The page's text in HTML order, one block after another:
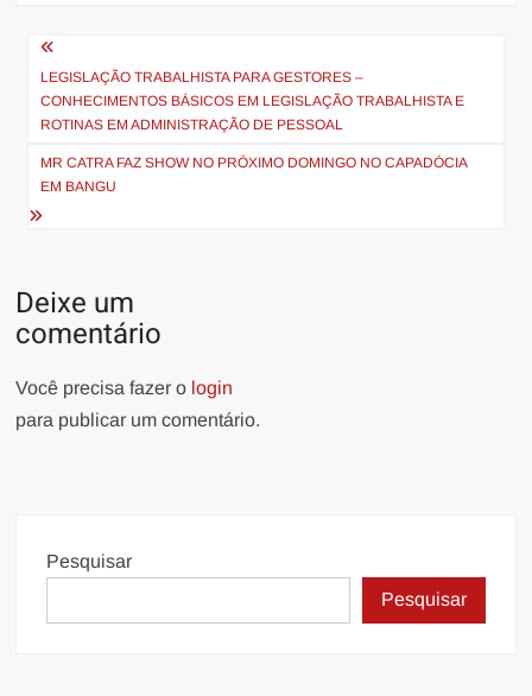
Navegação
de
Post
LEGISLAÇÃO TRABALHISTA PARA GESTORES –
CONHECIMENTOS BÁSICOS EM LEGISLAÇÃO TRABALHISTA E
ROTINAS EM ADMINISTRAÇÃO DE PESSOAL
MR CATRA FAZ SHOW NO PRÓXIMO DOMINGO NO CAPADÓCIA
EM BANGU
Deixe um
comentário
Você precisa fazer o login
para publicar um comentário.
Pesquisar
Pesquisar